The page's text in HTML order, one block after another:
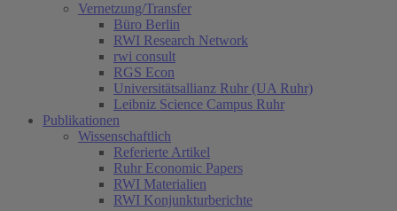
Vernetzung/Transfer
Büro Berlin
RWI Research Network
rwi consult
RGS Econ
Universitätsallianz Ruhr (UA Ruhr)
Leibniz Science Campus Ruhr
Publikationen
Wissenschaftlich
Referierte Artikel
Ruhr Economic Papers
RWI Materialien
RWI Konjunkturberichte